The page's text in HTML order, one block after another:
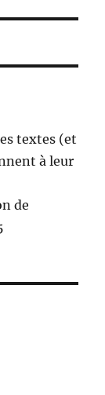
textes (et
à leur
de